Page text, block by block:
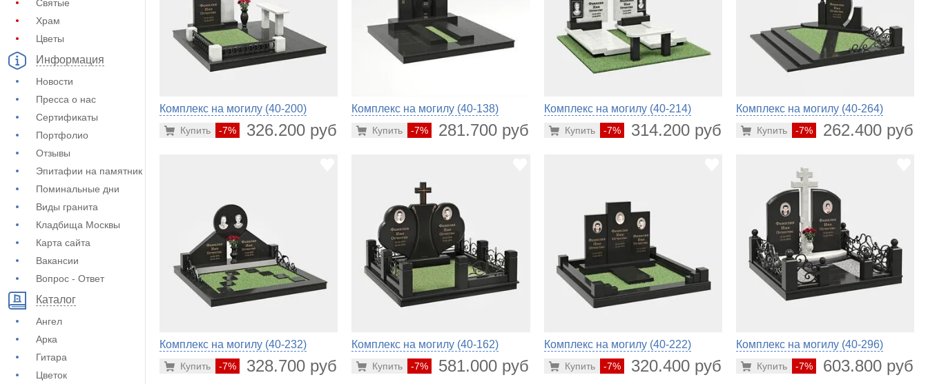
Святые
Храм
Цветы
Информация
Новости
Пресса о нас
Сертификаты
Портфолио
Отзывы
Эпитафии на памятник
Поминальные дни
Виды гранита
Кладбища Москвы
Карта сайта
Вакансии
Вопрос - Ответ
Каталог
Ангел
Арка
Гитара
Цветок
Комплекс на могилу (40-200)
-7% 326.200 руб.
Купить
Комплекс на могилу (40-138)
-7% 281.700 руб.
Купить
Комплекс на могилу (40-214)
-7% 314.200 руб.
Купить
Комплекс на могилу (40-264)
-7% 262.400 руб.
Купить
Комплекс на могилу (40-232)
-7% 328.700 руб.
Купить
Комплекс на могилу (40-162)
-7% 581.000 руб.
Купить
Комплекс на могилу (40-222)
-7% 320.400 руб.
Купить
Комплекс на могилу (40-296)
-7% 603.800 руб.
Купить